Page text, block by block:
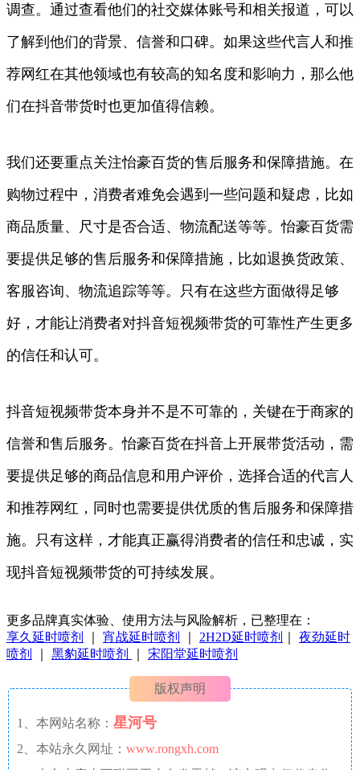
调查。通过查看他们的社交媒体账号和相关报道，可以
了解到他们的背景、信誉和口碑。如果这些代言人和推
荐网红在其他领域也有较高的知名度和影响力，那么他
们在抖音带货时也更加值得信赖。
我们还要重点关注怡豪百货的售后服务和保障措施。在
购物过程中，消费者难免会遇到一些问题和疑虑，比如
商品质量、尺寸是否合适、物流配送等等。怡豪百货需
要提供足够的售后服务和保障措施，比如退换货政策、
客服咨询、物流追踪等等。只有在这些方面做得足够
好，才能让消费者对抖音短视频带货的可靠性产生更多
的信任和认可。
抖音短视频带货本身并不是不可靠的，关键在于商家的
信誉和售后服务。怡豪百货在抖音上开展带货活动，需
要提供足够的商品信息和用户评价，选择合适的代言人
和推荐网红，同时也需要提供优质的售后服务和保障措
施。只有这样，才能真正赢得消费者的信任和忠诚，实
现抖音短视频带货的可持续发展。
更多品牌真实体验、使用方法与风险解析，已整理在：
享久延时喷剂
宵战延时喷剂 2H2D延时喷剂
夜劲延时
喷剂
黑豹延时喷剂 宋阳堂延时喷剂
版权声明
1、本网站名称： 星河号
2、本站永久网址： www.rongxh.com